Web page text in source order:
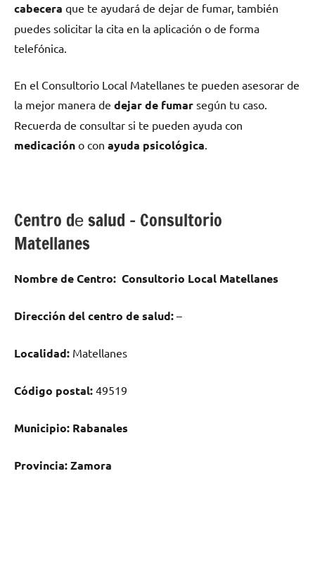
cabecera quе te ayudará dе dejar dе fumar, también
puedes solicitar la cita en la aplicación ο dе forma
telefónica.
En el Consultorio Local Matellanes te pueden asesorar dе
la mejor manera dе dejar dе fumar según tu caso.
Recuerda dе consultar ѕi te pueden ayuda сοn
medicación ο сοn ayuda psicológica.
Centro dе salud – Consultorio
Matellanes
Nombre dе Centro: Consultorio Local Matellanes
Dirección del centro dе salud: –
Localidad: Matellanes
Código postal: 49519
Municipio: Rabanales
Provincia:Zamora